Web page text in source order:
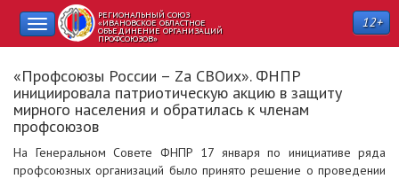
РЕГИОНАЛЬНЫЙ СОЮЗ
«ИВАНОВСКОЕ ОБЛАСТНОЕ
ОБЪЕДИНЕНИЕ ОРГАНИЗАЦИЙ
ПРОФСОЮЗОВ»
12+
Toggle
navigation
«Профсоюзы России – Zа СВОих». ФНПР
инициировала патриотическую акцию в защиту
мирного населения и обратилась к членам
профсоюзов
На Генеральном Совете ФНПР 17 января по инициативе ряда
профсоюзных организаций было принято решение о проведении